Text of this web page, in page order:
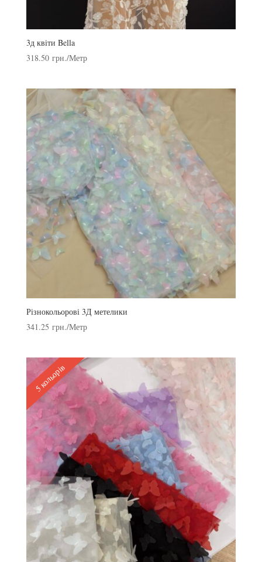
3д квіти Bella
318.50 грн./Метр
Різнокольорові 3Д метелики
341.25 грн./Метр
5 кольорів